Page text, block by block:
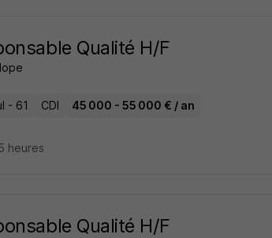
Qualité H/F
- 61 CDI 45 000 - 55 000 € / an
heures
Qualité H/F